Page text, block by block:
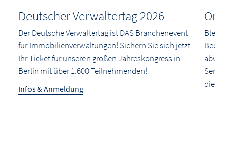
Deutscher Verwaltertag 2026
Der Deutsche Verwaltertag ist DAS Branchenevent
für Immobilienverwaltungen! Sichern Sie sich jetzt
Ihr Ticket für unseren großen Jahreskongress in
Berlin mit über 1.600 Teilnehmenden!
Infos & Anmeldung
die in